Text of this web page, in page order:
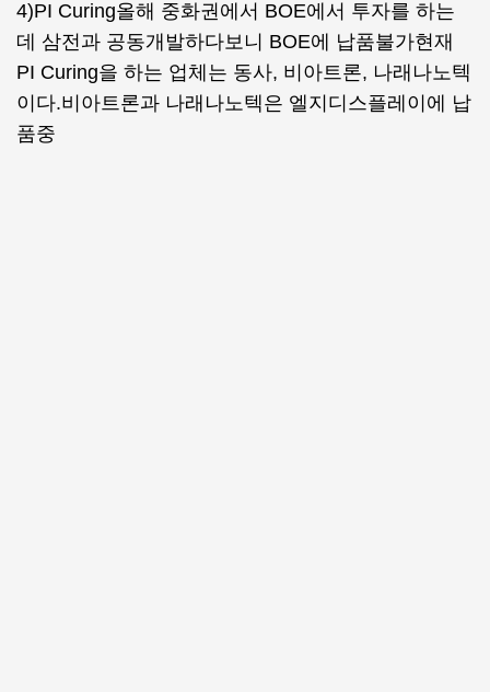
4)PI Curing올해 중화권에서 BOE에서 투자를 하는
데 삼전과 공동개발하다보니 BOE에 납품불가현재
PI Curing을 하는 업체는 동사, 비아트론, 나래나노텍
이다.비아트론과 나래나노텍은 엘지디스플레이에 납
품중